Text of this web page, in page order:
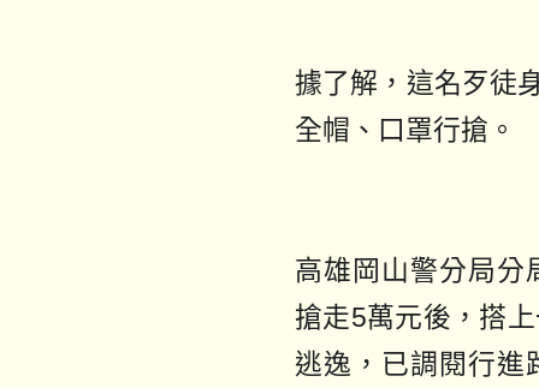
據了解，這名歹徒
全帽、口罩行搶。
高雄岡山警分局分
搶走5萬元後，搭
逃逸，已調閱行進